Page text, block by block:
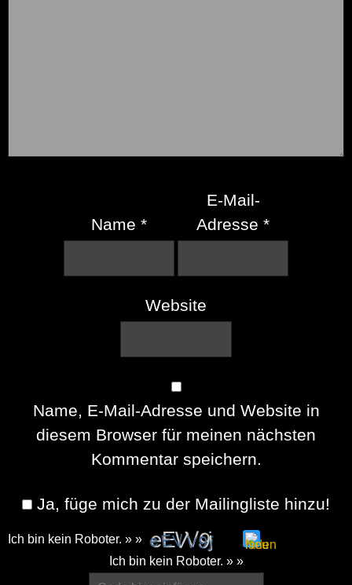
Name *
E-Mail-
Adresse*
Website
Name, E-Mail-Adresse und Website in
diesem Browser für meinen nächsten
Kommentar speichern.
Ja, füge mich zu der Mailingliste hinzu!
Ich bin kein Roboter. » »
Ich bin kein Roboter. » »